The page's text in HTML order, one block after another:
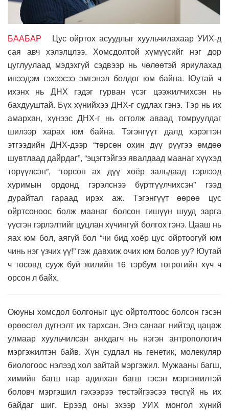
БААБАР Цус ойртох асуудлыг хуульчилахаар УИХ-д
сая авч хэлэлцлээ. Хомсдолтой хүмүүсийг нэг дор
цуглуулаад мэдэхгүй сэдвээр нь чөлөөтэй яриулахад
инээдэм гэхээсээ эмгэнэл болдог юм байна. Юутай ч
ихэнх нь ДНХ гэдэг гурван үсэг цээжилчихсэн нь
бахдууштай. Бүх хүнийхээ ДНХ-г судлах гэнэ. Тэр нь их
амархан, хүнээс ДНХ-г нь огтолж аваад томруулдаг
шилээр харах юм байна. Тэгэнгүүт далд хэрэгтэн
этгээдийн ДНХ-дээр “төрсөн охин дүү рүүгээ өмдөө
шувтлаад дайрдаг”, “эцэгтэйгээ явалдаад маанаг хүүхэд
төрүүлсэн”, “төрсөн ах дүү хоёр зальдаад гэрлээд
хуримын ордонд гэрэлснээ бүртгүүлчихсэн” гээд
дурайтал гараад ирэх аж. Тэгэнгүүт өөрөө цус
ойртсоноос болж маанаг болсон гишүүн шууд зарга
үүсгэн гэрлэлтийг цуцлан хүчингүй болгох гэнэ. Цааш нь
яах юм бол, аягүй бол “чи бид хоёр цус ойртоогүй юм
чинь нэг үзчих үү!” гэж давхиж очих юм болов уу? Юутай
ч төсөвд сууж буй жилийн 16 тэрбум төгрөгийн хүч ч
орсон л байх.
Оюуны хомсдол болгоныг цус ойртолтоос болсон гэсэн
өрөөсгөл дүгнэлт их тархсан. Энэ санааг нийтэд цацаж
улмаар хуульчилсан анхдагч нь нэгэн антропологич
мэргэжилтэн байв. Хүн судлал нь генетик, молекуляр
биологоос нэлээд хол зайтай мэргэжил. Мужааны багш,
химийн багш нар адилхан багш гэсэн мэргэжилтэй
боловч мэргэшил гэхээрээ төстэйгээсээ төсгүй нь их
байдаг шиг. Ерээд оны эхээр УИХ монгол хүний